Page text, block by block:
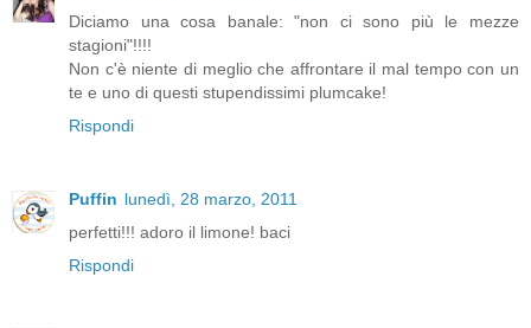
Diciamo una cosa banale: "non ci sono più le mezze
stagioni"!!!!
Non c'è niente di meglio che affrontare il mal tempo con un
te e uno di questi stupendissimi plumcake!
Rispondi
Puffin lunedì, 28 marzo, 2011
perfetti!!! adoro il limone! baci
Rispondi